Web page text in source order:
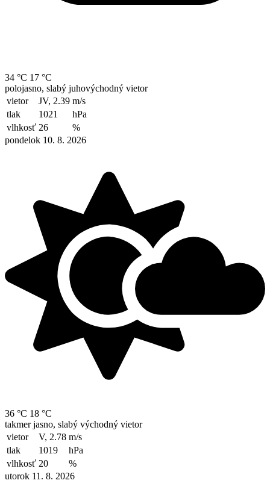
34 °C 17 °C
polojasno, slabý juhovýchodný vietor
vietor
JV, 2.39 m/s
tlak
1021
hPa
vlhkosť 26
%
pondelok 10. 8. 2026
36 °C 18 °C
takmer jasno, slabý východný vietor
vietor
V, 2.78 m/s
tlak
1019
hPa
vlhkosť 20
%
utorok 11. 8. 2026